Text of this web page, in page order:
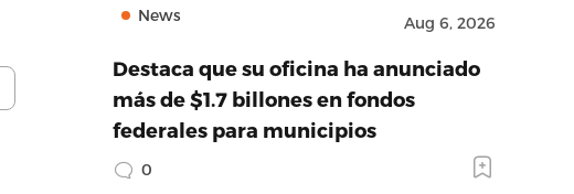
News Aug 6, 2026
Destaca que su oficina ha anunciado
más de $1.7 billones en fondos
federales para municipios
0